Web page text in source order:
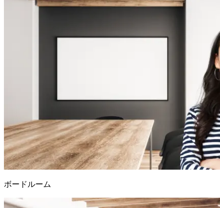
ボードルーム